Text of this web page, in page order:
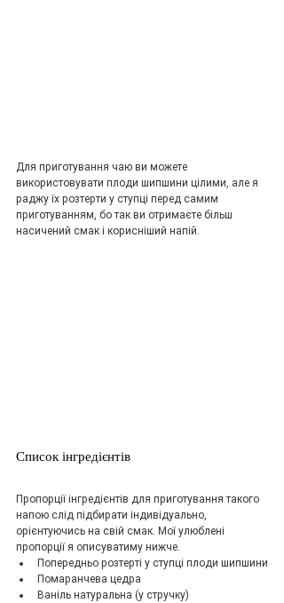
Для приготування чаю ви можете
використовувати плоди шипшини цілими, але я
раджу їх розтерти у ступці перед самим
приготуванням, бо так ви отримаєте більш
насичений смак і корисніший напій.
Список інгредієнтів
Пропорції інгредієнтів для приготування такого
напою слід підбирати індивідуально,
орієнтуючись на свій смак. Мої улюблені
пропорції я описуватиму нижче.
Попередньо розтерті у ступці плоди шипшини
Помаранчева цедра
Ваніль натуральна (у стручку)